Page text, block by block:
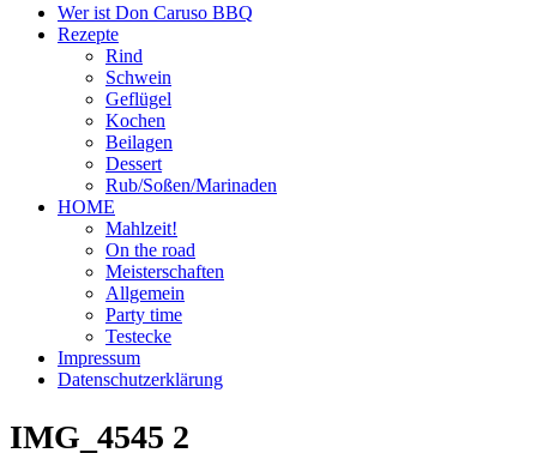
Wer ist Don Caruso BBQ
Rezepte
Rind
Schwein
Geflügel
Kochen
Beilagen
Dessert
Rub/Soßen/Marinaden
HOME
Mahlzeit!
On the road
Meisterschaften
Allgemein
Party time
Testecke
Impressum
Datenschutzerklärung
IMG_4545 2